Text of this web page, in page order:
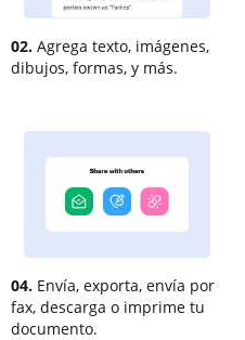
02. Agrega texto, imágenes,
dibujos, formas, y más.
04. Envía, exporta, envía por
fax, descarga o imprime tu
documento.